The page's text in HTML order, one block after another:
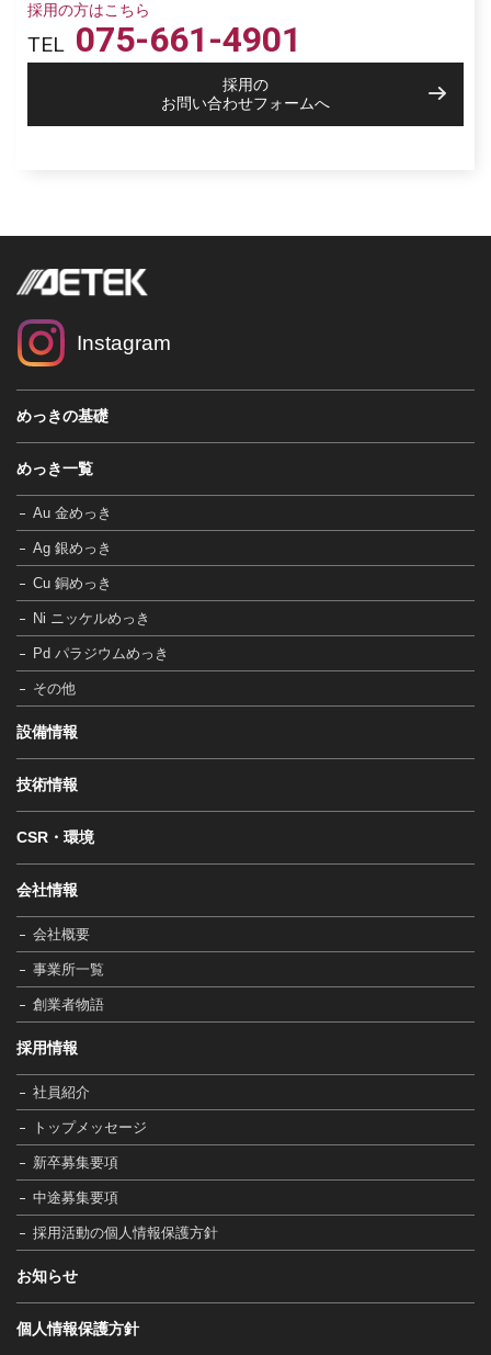
採用の方はこちら
TEL 075-661-4901
採用の
お問い合わせフォームへ
Instagram
めっきの基礎
めっき一覧
Au 金めっき
Ag 銀めっき
Cu 銅めっき
Ni ニッケルめっき
Pd パラジウムめっき
その他
設備情報
技術情報
CSR・環境
会社情報
会社概要
事業所一覧
創業者物語
採用情報
社員紹介
トップメッセージ
新卒募集要項
中途募集要項
採用活動の個人情報保護方針
お知らせ
個人情報保護方針